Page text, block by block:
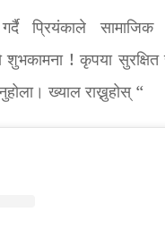
प्रियंकाले
! कृपया सुरक्षित
ख्याल राख्नुहोस् “